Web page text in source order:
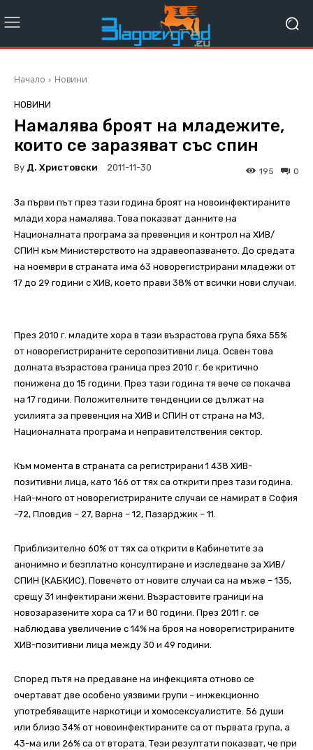
Начало Новини
НОВИНИ
Намалява броят на младежите,
които се заразяват със спин
By Д. Христовски 2011-11-30 0
195
За първи път през тази година броят на новоинфектираните
млади хора намалява. Това показват данните на
Националната програма за превенция и контрол на ХИВ/
СПИН към Министерството на здравеопазването. До средата
на ноември в страната има 63 новорегистрирани младежи от
17 до 29 години с ХИВ, което прави 38% от всички нови случаи.
През 2010 г. младите хора в тази възрастова група бяха 55%
от новорегистрираните серопозитивни лица. Освен това
долната възрастова граница през 2010 г. бе критично
понижена до 15 години. През тази година тя вече се покачва
на 17 години. Положителните тенденции се дължат на
усилията за превенция на ХИВ и СПИН от страна на МЗ,
Националната програма и неправителствения сектор.
Към момента в страната са регистрирани 1 438 ХИВ-
позитивни лица, като 166 от тях са открити през тази година.
Най-много от новорегистрираните случаи се намират в София
–72, Пловдив – 27, Варна – 12, Пазарджик – 11.
Приблизително 60% от тях са открити в Кабинетите за
анонимно и безплатно консултиране и изследване за ХИВ/
СПИН (КАБКИС). Повечето от новите случаи са на мъже – 135,
срещу 31 инфектирани жени. Възрастовите граници на
новозаразените хора са 17 и 80 години. През 2011 г. се
наблюдава увеличение с 14% на броя на новорегистрираните
ХИВ-позитивни лица между 30 и 49 години.
Според пътя на предаване на инфекцията отново се
очертават две особено уязвими групи – инжекционно
употребяващите наркотици и хомосексуалистите. 56 души
или близо 34% от новоинфектираните са от първата група, а
43-ма или 26% са от втората. Тези резултати показват, че при